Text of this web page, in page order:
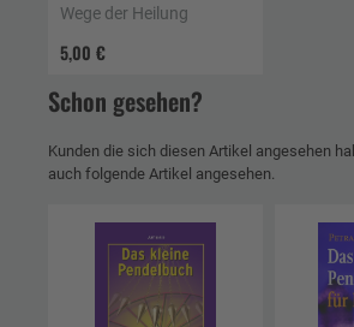
5,00 €
Wege der Heilung
Schon gesehen?
Kunden die sich diesen Artikel angesehen
auch folgende Artikel angesehen.